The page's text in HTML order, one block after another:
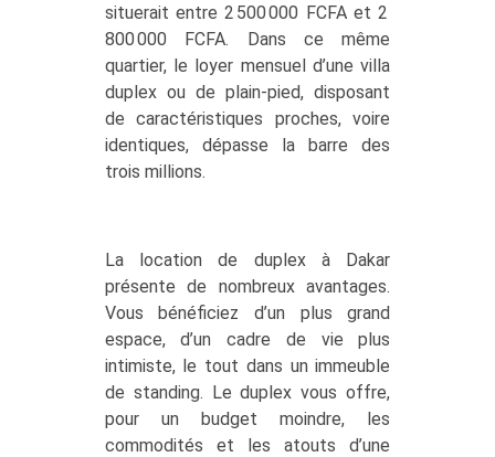
situerait entre 2 500 000 FCFA et 2
800 000 FCFA. Dans ce même
quartier, le loyer mensuel d’une villa
duplex ou de plain-pied, disposant
de caractéristiques proches, voire
identiques, dépasse la barre des
trois millions.
La location de duplex à Dakar
présente de nombreux avantages.
Vous bénéficiez d’un plus grand
espace, d’un cadre de vie plus
intimiste, le tout dans un immeuble
de standing. Le duplex vous offre,
pour un budget moindre, les
commodités et les atouts d’une